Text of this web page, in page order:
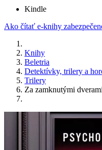
Kindle
Ako čítať e-knihy
Knihy
Beletria
Detektívky, trilery a
Trilery
Za zamknutými dverami